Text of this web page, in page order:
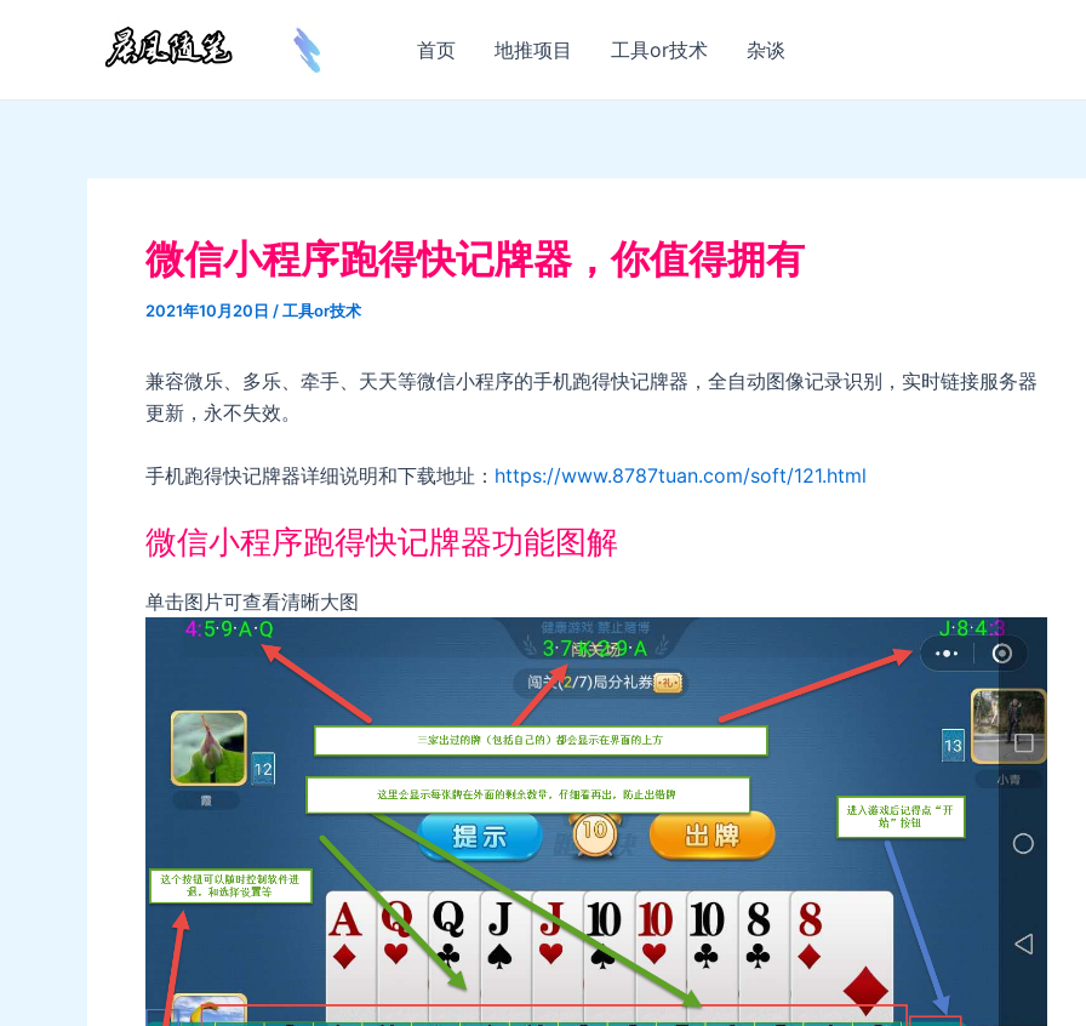
首页 地推项目 工具or技术 杂谈
微信小程序跑得快记牌器，你值得拥有
2021年10月20日 /工具or技术
兼容微乐、多乐、牵手、天天等微信小程序的手机跑得快记牌器，全自动图像记录识别，实时链接服务器
更新，永不失效。
手机跑得快记牌器详细说明和下载地址： https://www.8787tuan.com/soft/121.html
微信小程序跑得快记牌器功能图解
单击图片可查看清晰大图